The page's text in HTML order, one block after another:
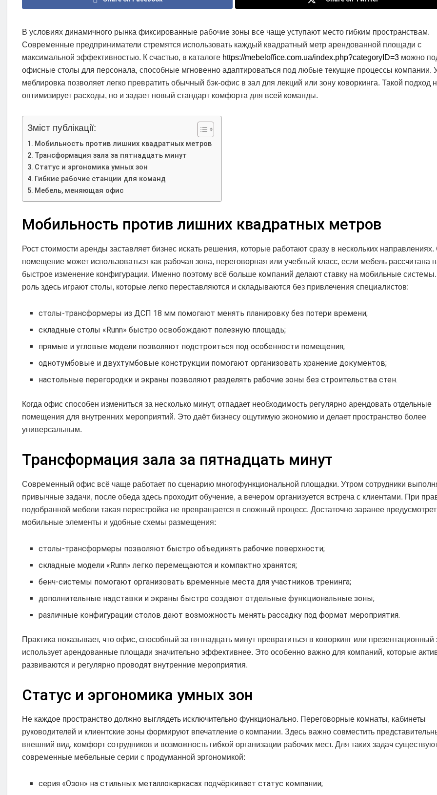
В условиях динамичного рынка фиксированные рабочие зоны все чаще уступают место гибким пространствам.
Современные предприниматели стремятся использовать каждый квадратный метр арендованной площади с
максимальной эффективностью. К счастью, в каталоге https://mebeloffice.com.ua/index.php?categoryID=3 можно
офисные столы для персонала, способные мгновенно адаптироваться под любые текущие процессы компании.
меблировка позволяет легко превратить обычный бэк-офис в зал для лекций или зону коворкинга. Такой подход
оптимизирует расходы, но и задает новый стандарт комфорта для всей команды.
Зміст публікації:
Мобильность против лишних квадратных метров
Трансформация зала за пятнадцать минут
Статус и эргономика умных зон
Гибкие рабочие станции для команд
Мебель, меняющая офис
Мобильность против лишних квадратных метров
Рост стоимости аренды заставляет бизнес искать решения, которые работают сразу в нескольких
помещение может использоваться как рабочая зона, переговорная или учебный класс, если мебель рассчитана
быстрое изменение конфигурации. Именно поэтому всё больше компаний делают ставку на мобильные
роль здесь играют столы, которые легко переставляются и складываются без привлечения специалистов:
столы-трансформеры из ДСП 18 мм помогают менять планировку без потери времени;
складные столы «Runn» быстро освобождают полезную площадь;
прямые и угловые модели позволяют подстроиться под особенности помещения;
однотумбовые и двухтумбовые конструкции помогают организовать хранение документов;
настольные перегородки и экраны позволяют разделять рабочие зоны без строительства стен.
Когда офис способен измениться за несколько минут, отпадает необходимость регулярно арендовать отдельные
помещения для внутренних мероприятий. Это даёт бизнесу ощутимую экономию и делает пространство более
универсальным.
Трансформация зала за пятнадцать минут
Современный офис всё чаще работает по сценарию многофункциональной площадки. Утром сотрудники
привычные задачи, после обеда здесь проходит обучение, а вечером организуется встреча с клиентами. При
подобранной мебели такая перестройка не превращается в сложный процесс. Достаточно заранее
мобильные элементы и удобные схемы размещения:
столы-трансформеры позволяют быстро объединять рабочие поверхности;
складные модели «Runn» легко перемещаются и компактно хранятся;
бенч-системы помогают организовать временные места для участников тренинга;
дополнительные надставки и экраны быстро создают отдельные функциональные зоны;
различные конфигурации столов дают возможность менять рассадку под формат мероприятия.
Практика показывает, что офис, способный за пятнадцать минут превратиться в коворкинг или презентационный
использует арендованные площади значительно эффективнее. Это особенно важно для компаний, которые
развиваются и регулярно проводят внутренние мероприятия.
Статус и эргономика умных зон
Не каждое пространство должно выглядеть исключительно функционально. Переговорные комнаты, кабинеты
руководителей и клиентские зоны формируют впечатление о компании. Здесь важно совместить
внешний вид, комфорт сотрудников и возможность гибкой организации рабочих мест. Для таких задач
современные мебельные серии с продуманной эргономикой:
серия «Озон» на стильных металлокаркасах подчёркивает статус компании;